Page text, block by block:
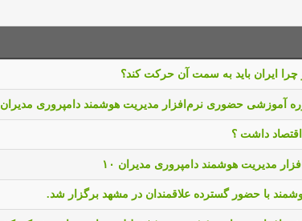
ایران باید به سمت آن حرکت کند؟
آموزشی حضوری نرم‌افزار مدیریت هوشمند دامپروری مدیران ۱۰
داشت ؟
مدیریت هوشمند دامپروری مدیران ۱۰
با حضور گسترده علاقمندان در مشهد برگزار شد.